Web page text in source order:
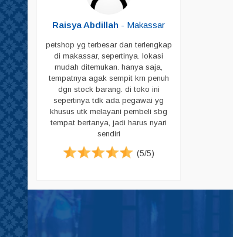
Sikat Bulu
Sisir
Skop PUP
Tas & Cannel Box
Tempat Makan
Tempat PUP
Pampers
Pampers Kucing
Pasir
Raisya Abdillah - Makassar
petshop yg terbesar dan terlengkap
di makassar, sepertinya. lokasi
mudah ditemukan. hanya saja,
tempatnya agak sempit krn penuh
dgn stock barang. di toko ini
sepertinya tdk ada pegawai yg
khusus utk melayani pembeli sbg
tempat bertanya, jadi harus nyari
sendiri
(5/5)